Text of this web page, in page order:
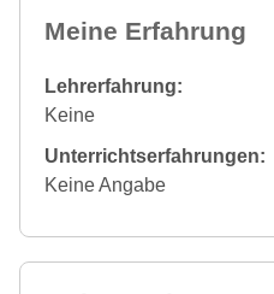
Meine Erfahrung
Lehrerfahrung:
Keine
Unterrichtserfahrungen:
Keine Angabe